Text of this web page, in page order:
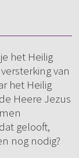
het Heilig
van
het Heilig
Heere Jezus
gelooft,
nog nodig?